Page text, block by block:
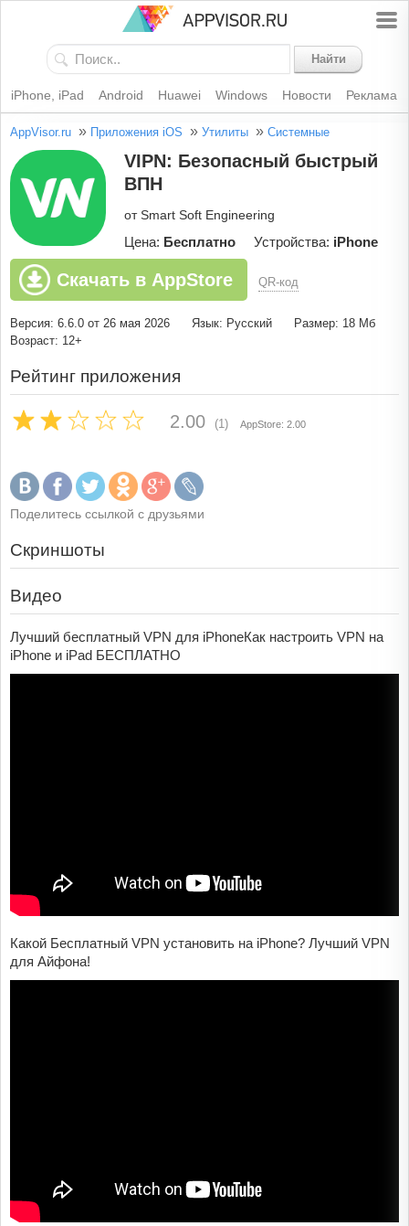
Найти
iPhone, iPad Android Huawei Windows Новости Реклама
AppVisor.ru » Приложения iOS » Утилиты » Системные
VIPN: Безопасный быстрый
ВПН
от Smart Soft Engineering
Цена: Бесплатно Устройства: iPhone
Скачать в AppStore QR-код
Версия: 6.6.0 от 26 мая 2026 Язык: Русский
Размер: 18 Мб
Возраст: 12+
Рейтинг приложения
2.00 (1) AppStore: 2.00
Поделитесь ссылкой с друзьями
Скриншоты
Видео
Лучший бесплатный VPN для iPhoneКак настроить VPN на
iPhone и iPad БЕСПЛАТНО
Какой Бесплатный VPN установить на iPhone? Лучший VPN
для Айфона!